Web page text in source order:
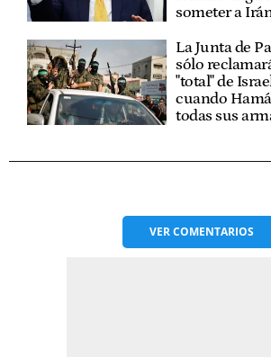
someter a
La Junta de
sólo
"total" de
cuando
todas sus
VERCOMENTARIOS